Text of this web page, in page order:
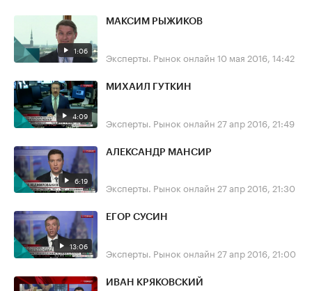
1:06
МАКСИМ РЫЖИКОВ
Эксперты. Рынок онлайн 10 мая 2016, 14:42
4:09
МИХАИЛ ГУТКИН
Эксперты. Рынок онлайн 27 апр 2016, 21:49
6:19
АЛЕКСАНДР МАНСИР
Эксперты. Рынок онлайн 27 апр 2016, 21:30
13:06
ЕГОР СУСИН
Эксперты. Рынок онлайн 27 апр 2016, 21:00
ИВАН КРЯКОВСКИЙ